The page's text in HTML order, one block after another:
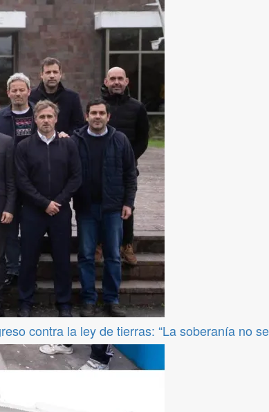
contra la ley de tierras: “La soberanía no